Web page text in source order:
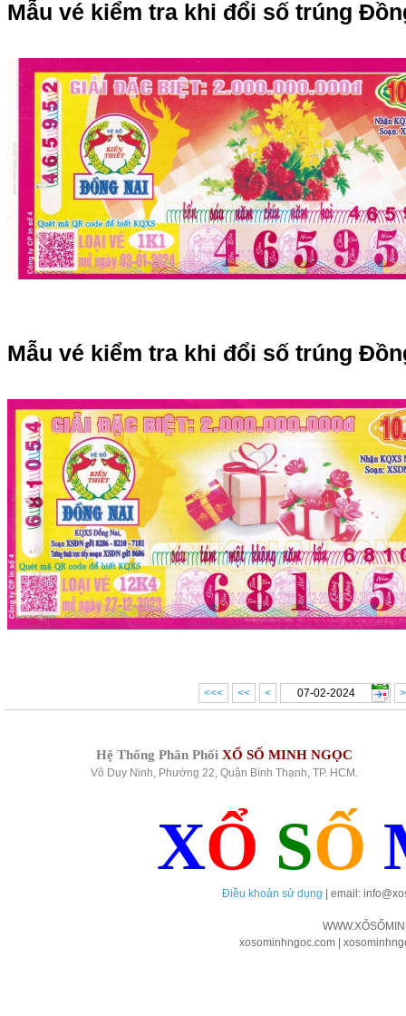
Mẫu vé kiểm tra khi đổi số trúng
Mẫu vé kiểm tra khi đổi số trúng
<<< << < >
Hệ Thống Phân Phối XỔ SỐ MINH NGỌC
Võ Duy Ninh, Phường 22, Quận Bình Thạnh, TP. HCM.
XỔ SỐ
Điều khoản sử dụng | email:
xosominhngoc.com |